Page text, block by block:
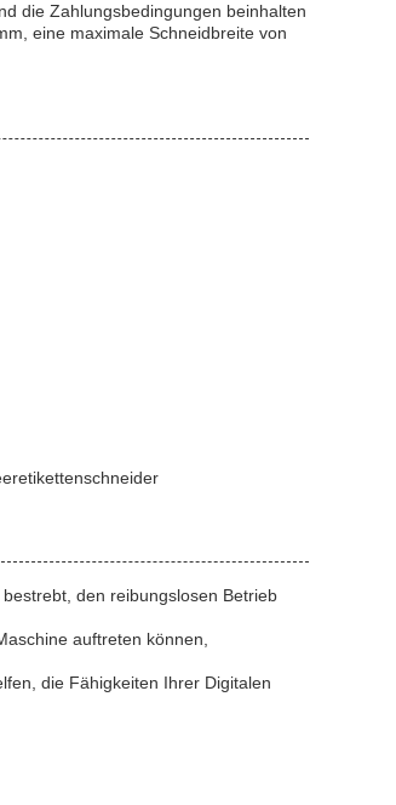
die Zahlungsbedingungen beinhalten
eine maximale Schneidbreite von
den reibungslosen Betrieb
auftreten können,
die Fähigkeiten Ihrer Digitalen